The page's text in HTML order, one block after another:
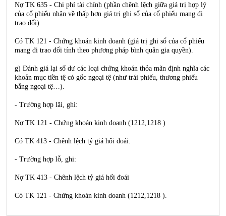
Nợ TK 635 - Chi phí tài chính (phần chênh lệch giữa giá trị hợp lý
của cổ phiếu nhận về thấp hơn giá trị ghi sổ của cổ phiếu mang đi
trao đổi)
Có TK 121 - Chứng khoán kinh doanh (giá trị ghi sổ của cổ phiếu
mang đi trao đổi tính theo phương pháp bình quân gia quyền).
g) Đánh giá lại số dư các loại chứng khoán thỏa mãn định nghĩa các
khoản mục tiền tệ có gốc ngoại tệ (như trái phiếu, thương phiếu
bằng ngoại tệ…).
- Trường hợp lãi, ghi:
Nợ TK 121 - Chứng khoán kinh doanh (1212,1218 )
Có TK 413 - Chênh lệch tỷ giá hối đoái.
- Trường hợp lỗ, ghi:
Nợ TK 413 - Chênh lệch tỷ giá hối đoái
Có TK 121 - Chứng khoán kinh doanh (1212,1218 ).